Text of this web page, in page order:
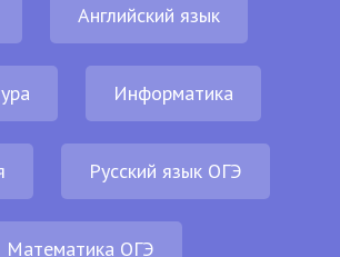
Английский язык
Информатика
Русский язык ОГЭ
Математика ОГЭ